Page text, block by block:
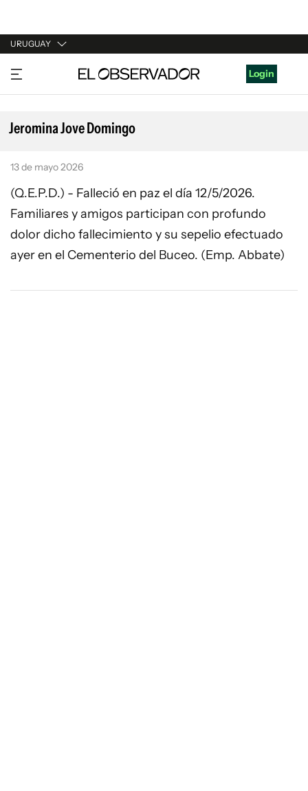
URUGUAY
URUGUAY
ARGENTINA
ESPAÑA
Login
Jeromina Jove Domingo
13 de mayo 2026
(Q.E.P.D.) - Falleció en paz el día 12/5/2026.
Familiares y amigos participan con profundo
dolor dicho fallecimiento y su sepelio efectuado
ayer en el Cementerio del Buceo. (Emp. Abbate)